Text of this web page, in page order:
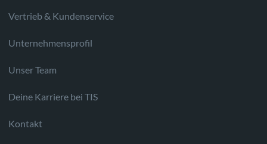
Vertrieb & Kundenservice
Unternehmensprofil
Unser Team
Deine Karriere bei TIS
Kontakt